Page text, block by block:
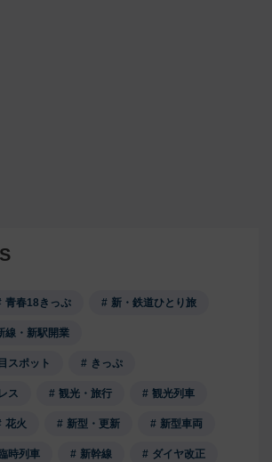
青春18きっぷ 新・鉄道ひとり旅
線・新駅開業
スポット きっぷ
ス 観光・旅行 観光列車
花火 新型・更新 新型車両
時列車 新幹線 ダイヤ改正